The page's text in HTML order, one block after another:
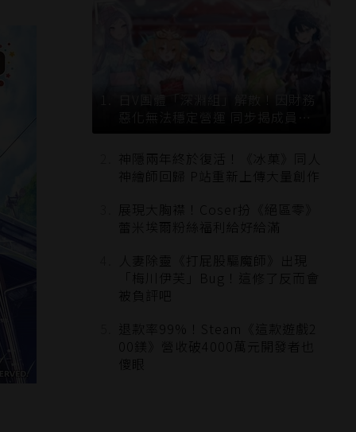
惡化無法穩定營運 同步揭成員未
來去向
神隱兩年終於復活！《冰菓》同人
神繪師回歸 P站重新上傳大量創作
展現大胸襟！Coser扮《絕區零》
蕾米埃爾粉絲福利給好給滿
人妻除靈《打屁股驅魔師》出現
「梅川伊芙」Bug！這修了反而會
被負評吧
退款率99%！Steam《這款遊戲2
00鎂》營收破4000萬元開發者也
傻眼